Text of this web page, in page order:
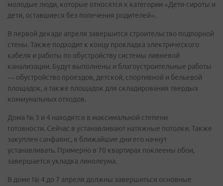
молодые люди, которые относятся к категории «Дети-сироты и
дети, оставшиеся без попечения родителей».
В первой декаде апреля завершится строительство подпорной
стены. Также подходит к концу прокладка электрического
кабеля и работы по обустройству системы ливневой
канализации. Будут выполнены и благоустроительные работы
— обустройство проездов, детской, спортивной и бельевой
площадок, а также площадок для складирования твердых
коммунальных отходов.
Дома № 3 и 4 находятся в максимальной степени
готовности. Сейчас в устанавливают натяжные потолки. Также
закуплен санфаянс, в ближайшие дни его начнут
устанавливать. Примерно в 70 квартирах поклеены обои,
завершается укладка линолеума.
В доме № 4 до 7 апреля должны завершиться основные